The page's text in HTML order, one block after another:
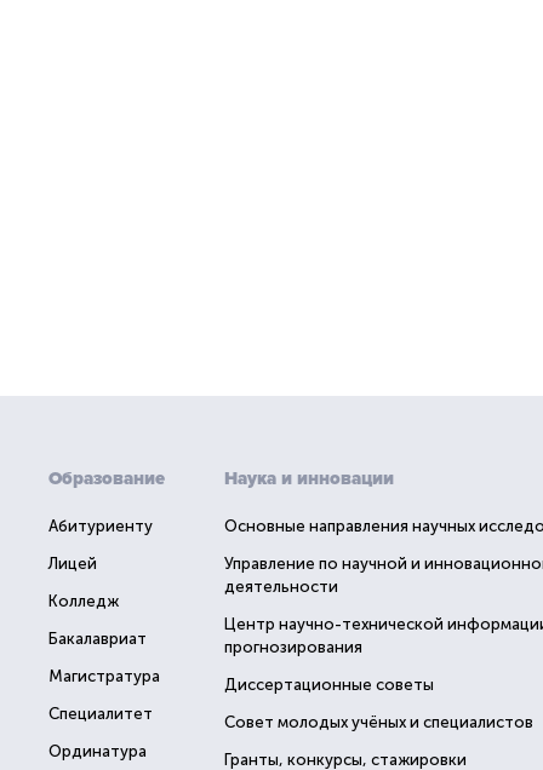
Образование
Абитуриенту
Лицей
Колледж
Бакалавриат
Магистратура
Специалитет
Ординатура
Наука и инновации
Основные направления научных
Управление по научной и
деятельности
Центр научно-технической
прогнозирования
Диссертационные советы
Совет молодых учёных и специалистов
Гранты, конкурсы, стажировки